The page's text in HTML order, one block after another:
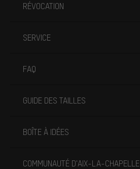
RÉVOCATION
SERVICE
FAQ
GUIDE DES TAILLES
BOÎTE À IDÉES
COMMUNAUTÉ D'AIX-LA-CHAPELLE